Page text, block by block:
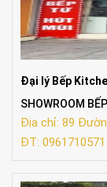
Đại lý Bếp
SHOWROOM
Địa chỉ: 89
ĐT: 0961710571